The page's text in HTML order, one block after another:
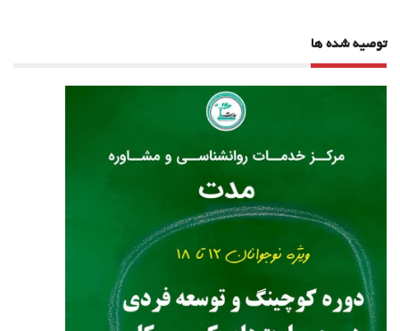
توصیه شده ها